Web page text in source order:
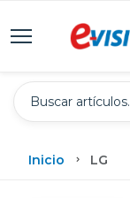
Inicio LG